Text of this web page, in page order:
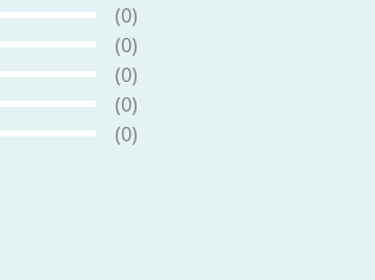
(0)
(0)
(0)
(0)
(0)